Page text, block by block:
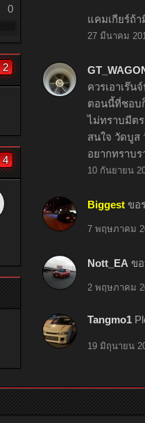
0
2
4
แคมเกียร์ถ้
27 มีนาคม
ควรเอาเร๊
ตอนนี้ที่ชอบ
ไม่ทราบมีต
สนใจ วัดบูส
อยากทราบ
10 กันยายน
Biggest ขอ
7 พฤษภาคม
Nott_EA ข
2 พฤษภาคม
Tangmo1
19 มิถุนายน